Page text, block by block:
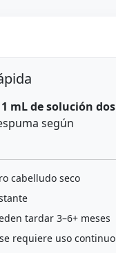
1 mL de solución dos
según
cabelludo seco
tardar 3–6+ meses
requiere uso continuo